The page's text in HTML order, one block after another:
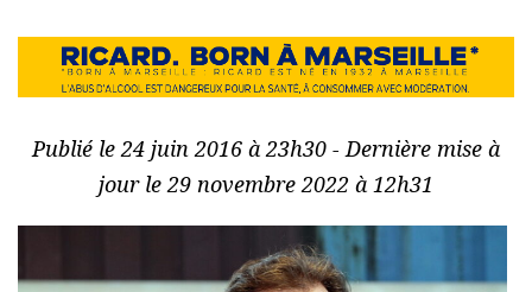
Publié le 24 juin 2016 à 23h30 - Dernière mise à
jour le 29 novembre 2022 à 12h31